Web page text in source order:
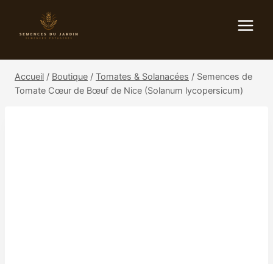
contenu
Accueil / Boutique / Tomates & Solanacées / Semences de
Tomate Cœur de Bœuf de Nice (Solanum lycopersicum)